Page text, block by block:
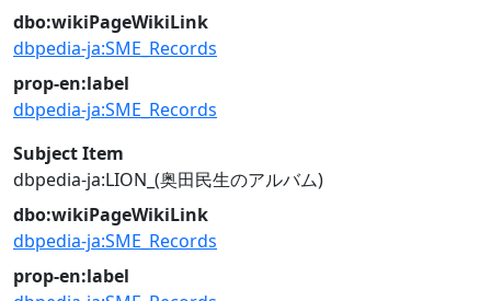
dbo:wikiPageWikiLink
dbpedia-ja:SME_Records
prop-en:label
dbpedia-ja:SME_Records
Subject Item
dbpedia-ja:LION_(奥田民生のアルバム)
dbo:wikiPageWikiLink
dbpedia-ja:SME_Records
prop-en:label